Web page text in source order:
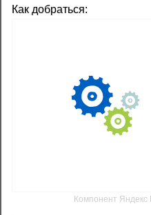
Как добраться:
Компонент Яндекс